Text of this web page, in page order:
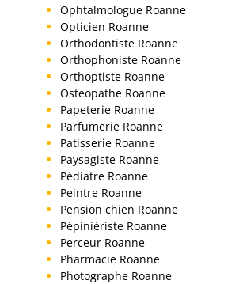
Ophtalmologue Roanne
Opticien Roanne
Orthodontiste Roanne
Orthophoniste Roanne
Orthoptiste Roanne
Osteopathe Roanne
Papeterie Roanne
Parfumerie Roanne
Patisserie Roanne
Paysagiste Roanne
Pédiatre Roanne
Peintre Roanne
Pension chien Roanne
Pépiniériste Roanne
Perceur Roanne
Pharmacie Roanne
Photographe Roanne